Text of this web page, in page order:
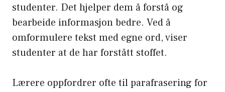
studenter. Det hjelper dem å forstå og
bearbeide informasjon bedre. Ved å
omformulere tekst med egne ord, viser
studenter at de har forstått stoffet.
Lærere oppfordrer ofte til parafrasering for